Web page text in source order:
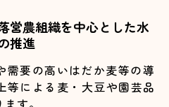
営農組織を中心とした水
推進
需要の高いはだか麦等の導
等による麦・大豆や園芸品
す。